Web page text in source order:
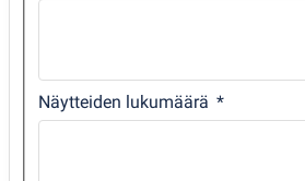
Näytteiden lukumäärä